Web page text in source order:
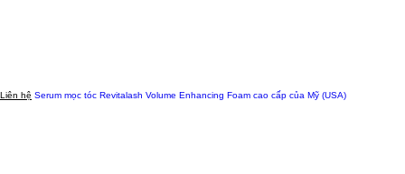
Liên hệ Serum mọc tóc Revitalash Volume Enhancing Foam cao cấp của Mỹ (USA)